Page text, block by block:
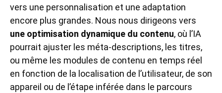
vers une personnalisation et une adaptation
encore plus grandes. Nous nous dirigeons vers
une optimisation dynamique du contenu, où l’IA
pourrait ajuster les méta-descriptions, les titres,
ou même les modules de contenu en temps réel
en fonction de la localisation de l’utilisateur, de son
appareil ou de l’étape inférée dans le parcours